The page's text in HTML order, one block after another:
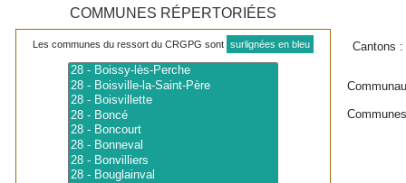
COMMUNES RÉPERTORIÉES
Les communes du ressort du CRGPG sont surlignées en bleu Cantons :